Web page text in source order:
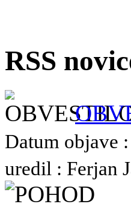
RSS
Datum objave
uredil : Ferjan